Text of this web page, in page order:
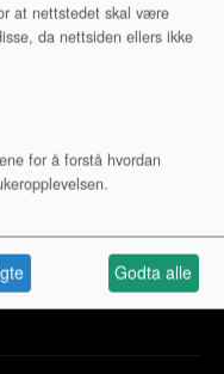
at nettstedet skal være
da nettsiden ellers ikke
for å forstå hvordan
Godta alle